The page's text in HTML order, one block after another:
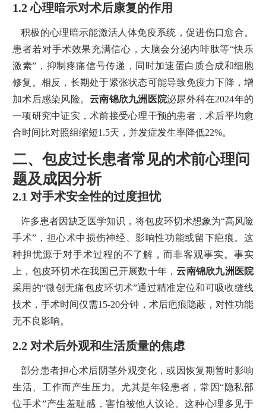
1.2 心理暗示对术后康复的作用
积极的心理暗示能激活人体免疫系统，促进伤口愈合。
患者若对手术效果充满信心，大脑会分泌内啡肽等“快乐
激素”，抑制疼痛信号传递，同时加速蛋白质合成和细胞
修复。相反，长期处于紧张状态可能导致免疫力下降，增
加术后感染风险。云南锦欣九洲医院泌尿外科在2024年的
一项研究中证实，术前接受心理干预的患者，术后平均愈
合时间比对照组缩短1.5天，并发症发生率降低22%。
二、包皮过长患者常见的术前心理问
题及成因分析
2.1 对手术安全性的过度担忧
许多患者因缺乏医学知识，将包皮环切术想象为“高风险
手术”，担心术中损伤神经、影响性功能或留下疤痕。这
种担忧源于对手术过程的不了解，而非客观事实。事实
上，包皮环切术在我国已开展数十年，云南锦欣九洲医院
采用的“微创无痛包皮环切术”通过精准定位和可吸收缝线
技术，手术时间仅需15-20分钟，术后疤痕隐蔽，对性功能
无不良影响。
2.2 对术后外观和生活质量的焦虑
部分患者担心术后阴茎外观变化，或因恢复期暂时影响
生活、工作而产生压力。尤其是年轻患者，常因“隐私部
位手术”产生羞耻感，害怕被他人议论。这种心理多见于